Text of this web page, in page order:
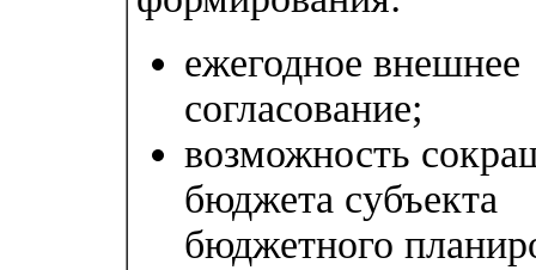
ежегодное внешнее
согласование;
возможность
бюджета субъекта
бюджетного